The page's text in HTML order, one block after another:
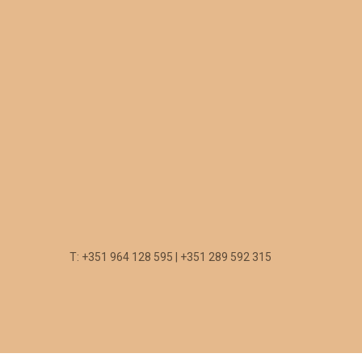
T: +351 964 128 595 | +351 289 592 315